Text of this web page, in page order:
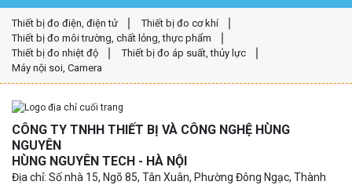
Thiết bị đo điện, điện tử
Thiết bị đo cơ khí
Thiết bị đo môi trường, chất lỏng, thực phẩm
Thiết bị đo nhiệt độ
Thiết bị đo áp suất, thủy lực
Máy nội soi, Camera
CÔNG TY TNHH THIẾT BỊ VÀ CÔNG NGHỆ HÙNG
NGUYÊN
HÙNG NGUYÊN TECH - HÀ NỘI
Địa chỉ: Số nhà 15, Ngõ 85, Tân Xuân, Phường Đông Ngạc, Thành